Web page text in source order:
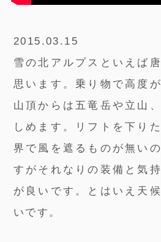
2015.03.15
雪の北アルプスといえば
思います。乗り物で高度
山頂からは五竜岳や立山
しめます。リフトを下り
界で風を遮るものが無い
すがそれなりの装備と気
が良いです。とはいえ天
いです。